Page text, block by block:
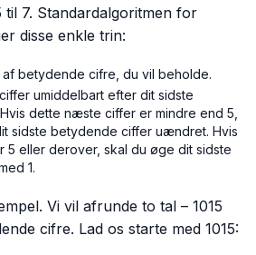
7. Standardalgoritmen for
disse enkle trin:
af betydende cifre, du vil beholde.
umiddelbart efter dit sidste
dette næste ciffer er mindre end 5,
sidste betydende ciffer uændret. Hvis
eller derover, skal du øge dit sidste
1.
Vi vil afrunde to tal – 1015
cifre. Lad os starte med 1015: